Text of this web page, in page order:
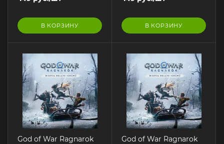
В КОРЗИНУ В КОРЗИНУ
God of War Ragnarok God of War Ragnarok